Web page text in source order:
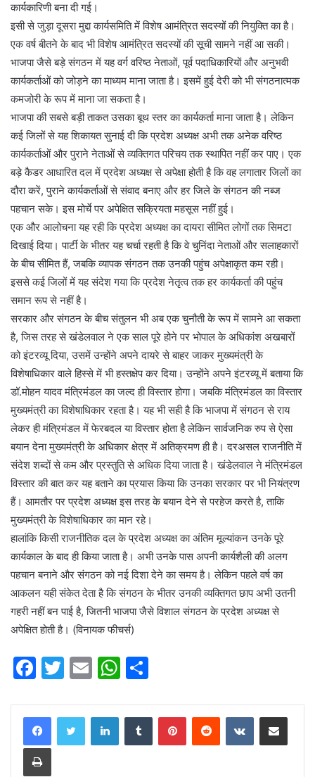
कार्यकारिणी बना दी गई।
इसी से जुड़ा दूसरा मुद्दा कार्यसमिति में विशेष आमंत्रित सदस्यों की नियुक्ति का है।
एक वर्ष बीतने के बाद भी विशेष आमंत्रित सदस्यों की सूची सामने नहीं आ सकी।
भाजपा जैसे बड़े संगठन में यह वर्ग वरिष्ठ नेताओं, पूर्व पदाधिकारियों और अनुभवी
कार्यकर्ताओं को जोड़ने का माध्यम माना जाता है। इसमें हुई देरी को भी संगठनात्मक
कमजोरी के रूप में माना जा सकता है।
भाजपा की सबसे बड़ी ताकत उसका बूथ स्तर का कार्यकर्ता माना जाता है। लेकिन
कई जिलों से यह शिकायत सुनाई दी कि प्रदेश अध्यक्ष अभी तक अनेक वरिष्ठ
कार्यकर्ताओं और पुराने नेताओं से व्यक्तिगत परिचय तक स्थापित नहीं कर पाए। एक
बड़े कैडर आधारित दल में प्रदेश अध्यक्ष से अपेक्षा होती है कि वह लगातार जिलों का
दौरा करें, पुराने कार्यकर्ताओं से संवाद बनाए और हर जिले के संगठन की नब्ज
पहचान सके। इस मोर्चे पर अपेक्षित सक्रियता महसूस नहीं हुई।
एक और आलोचना यह रही कि प्रदेश अध्यक्ष का दायरा सीमित लोगों तक सिमटा
दिखाई दिया। पार्टी के भीतर यह चर्चा रहती है कि वे चुनिंदा नेताओं और सलाहकारों
के बीच सीमित हैं, जबकि व्यापक संगठन तक उनकी पहुंच अपेक्षाकृत कम रही।
इससे कई जिलों में यह संदेश गया कि प्रदेश नेतृत्व तक हर कार्यकर्ता की पहुंच
समान रूप से नहीं है।
सरकार और संगठन के बीच संतुलन भी अब एक चुनौती के रूप में सामने आ सकता
है, जिस तरह से खंडेलवाल ने एक साल पूरे होने पर भोपाल के अधिकांश अखबारों
को इंटरव्यू दिया, उसमें उन्होंने अपने दायरे से बाहर जाकर मुख्यमंत्री के
विशेषाधिकार वाले हिस्से में भी हस्तक्षेप कर दिया। उन्होंने अपने इंटरव्यू में बताया कि
डॉ.मोहन यादव मंत्रिमंडल का जल्द ही विस्तार होगा। जबकि मंत्रिमंडल का विस्तार
मुख्यमंत्री का विशेषाधिकार रहता है। यह भी सही है कि भाजपा में संगठन से राय
लेकर ही मंत्रिमंडल में फेरबदल या विस्तार होता है लेकिन सार्वजनिक रुप से ऐसा
बयान देना मुख्यमंत्री के अधिकार क्षेत्र में अतिक्रमण ही है। दरअसल राजनीति में
संदेश शब्दों से कम और प्रस्तुति से अधिक दिया जाता है। खंडेलवाल ने मंत्रिमंडल
विस्तार की बात कर यह बताने का प्रयास किया कि उनका सरकार पर भी नियंत्रण
हैं। आमतौर पर प्रदेश अध्यक्ष इस तरह के बयान देने से परहेज करते है, ताकि
मुख्यमंत्री के विशेषाधिकार का मान रहे।
हालांकि किसी राजनीतिक दल के प्रदेश अध्यक्ष का अंतिम मूल्यांकन उनके पूरे
कार्यकाल के बाद ही किया जाता है। अभी उनके पास अपनी कार्यशैली की अलग
पहचान बनाने और संगठन को नई दिशा देने का समय है। लेकिन पहले वर्ष का
आकलन यही संकेत देता है कि संगठन के भीतर उनकी व्यक्तिगत छाप अभी उतनी
गहरी नहीं बन पाई है, जितनी भाजपा जैसे विशाल संगठन के प्रदेश अध्यक्ष से
अपेक्षित होती है। (विनायक फीचर्स)
F
c
e
b
T
itt
er
E
ai
W
at ar